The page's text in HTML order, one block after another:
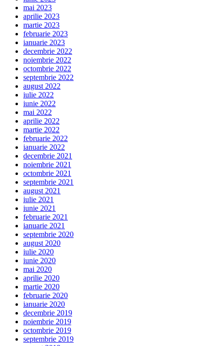
mai 2023
aprilie 2023
martie 2023
februarie 2023
ianuarie 2023
decembrie 2022
noiembrie 2022
octombrie 2022
septembrie 2022
august 2022
iulie 2022
iunie 2022
mai 2022
aprilie 2022
martie 2022
februarie 2022
ianuarie 2022
decembrie 2021
noiembrie 2021
octombrie 2021
septembrie 2021
august 2021
iulie 2021
iunie 2021
februarie 2021
ianuarie 2021
septembrie 2020
august 2020
iulie 2020
iunie 2020
mai 2020
aprilie 2020
martie 2020
februarie 2020
ianuarie 2020
decembrie 2019
noiembrie 2019
octombrie 2019
septembrie 2019